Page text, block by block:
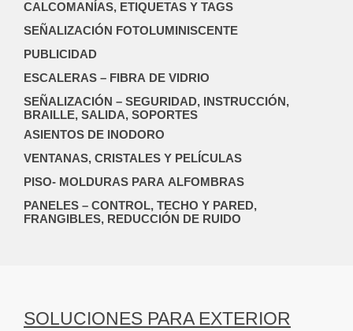
CALCOMANÍAS, ETIQUETAS Y TAGS
SEÑALIZACIÓN FOTOLUMINISCENTE
PUBLICIDAD
ESCALERAS – FIBRA DE VIDRIO
SEÑALIZACIÓN – SEGURIDAD, INSTRUCCIÓN,
BRAILLE, SALIDA, SOPORTES
ASIENTOS DE INODORO
VENTANAS, CRISTALES Y PELÍCULAS
PISO- MOLDURAS PARA ALFOMBRAS
PANELES – CONTROL, TECHO Y PARED,
FRANGIBLES, REDUCCIÓN DE RUIDO
SOLUCIONES PARA EXTERIOR